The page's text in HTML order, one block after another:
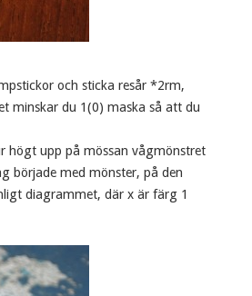
och sticka resår *2rm,
minskar du 1(0) maska så att du
högt upp på mössan vågmönstret
började med mönster, på den
diagrammet, där x är färg 1